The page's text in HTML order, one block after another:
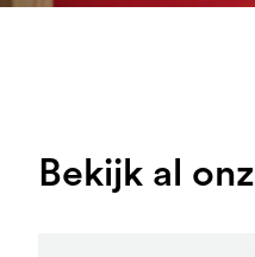
Bekijk al